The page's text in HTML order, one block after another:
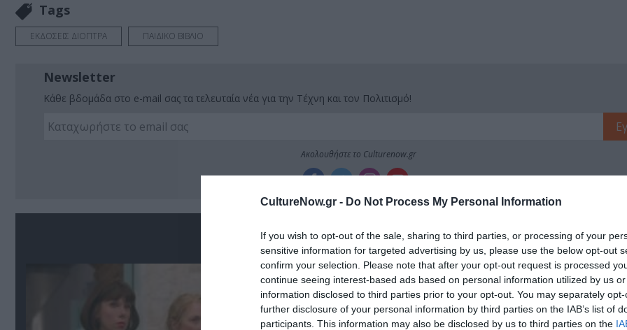
CultureNow.gr - Do Not Process My Personal Information
If you wish to opt-out of the sale, sharing to third parties, or processing of your
sensitive information for targeted advertising by us, please use the below opt-out
confirm your selection. Please note that after your opt-out request is processed
continue seeing interest-based ads based on personal information utilized by us
information disclosed to third parties prior to your opt-out. You may separately
further disclosure of your personal information by third parties on the IAB’s list of
participants. This information may also be disclosed by us to third parties on the
Tags
ΕΚΔΟΣΕΙΣ ΔΙΟΠΤΡΑ ΠΑΙΔΙΚΟ ΒΙΒΛΙΟ
Newsletter
Κάθε βδομάδα στο e-mail σας τα τελευταία νέα για την Τέχνη και τον Πολιτισμό!
Ακολουθήστε το Culturenow.gr
Σχετικά Άρθρα